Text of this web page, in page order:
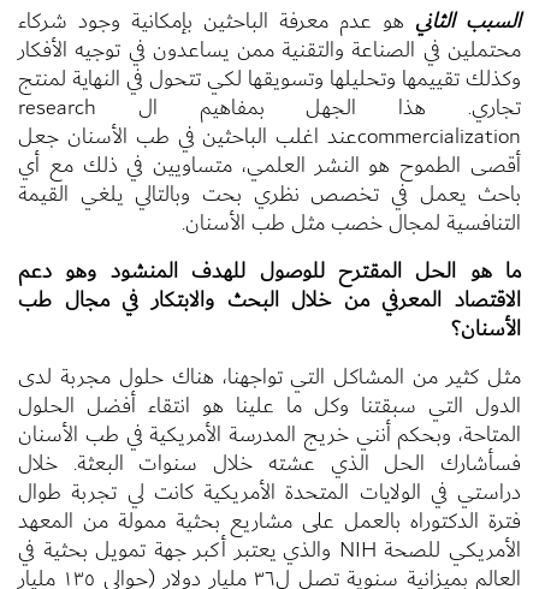
السبب الثاني هو عدم معرفة الباحثين بإمكانية وجود شركاء
محتملين في الصناعة والتقنية ممن يساعدون في توجيه الأفكار
وكذلك تقييمها وتحليلها وتسويقها لكي تتحول في النهاية لمنتج
تجاري. هذا الجهل بمفاهيم ال research
commercializationعند اغلب الباحثين في طب الأسنان جعل
أقصى الطموح هو النشر العلمي، متساويين في ذلك مع أي
باحث يعمل في تخصص نظري بحت وبالتالي يلغي القيمة
التنافسية لمجال خصب مثل طب الأسنان.
ما هو الحل المقترح للوصول للهدف المنشود وهو دعم
الاقتصاد المعرفي من خلال البحث والابتكار في مجال طب
الأسنان؟
مثل كثير من المشاكل التي تواجهنا، هناك حلول مجربة لدى
الدول التي سبقتنا وكل ما علينا هو انتقاء أفضل الحلول
المتاحة، وبحكم أنني خريج المدرسة الأمريكية في طب الأسنان
فسأشارك الحل الذي عشته خلال سنوات البعثة. خلال
دراستي في الولايات المتحدة الأمريكية كانت لي تجربة طوال
فترة الدكتوراه بالعمل على مشاريع بحثية ممولة من المعهد
الأمريكي للصحة NIH والذي يعتبر أكبر جهة تمويل بحثية في
العالم بميزانية سنوية تصل ل٣٦ مليار دولار (حوالي ١٣٥ مليار